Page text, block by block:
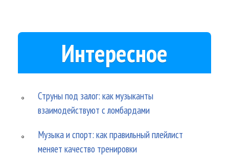
Интересное
Струны под залог: как музыканты
взаимодействуют с ломбардами
Музыка и спорт: как правильный плейлист
меняет качество тренировки